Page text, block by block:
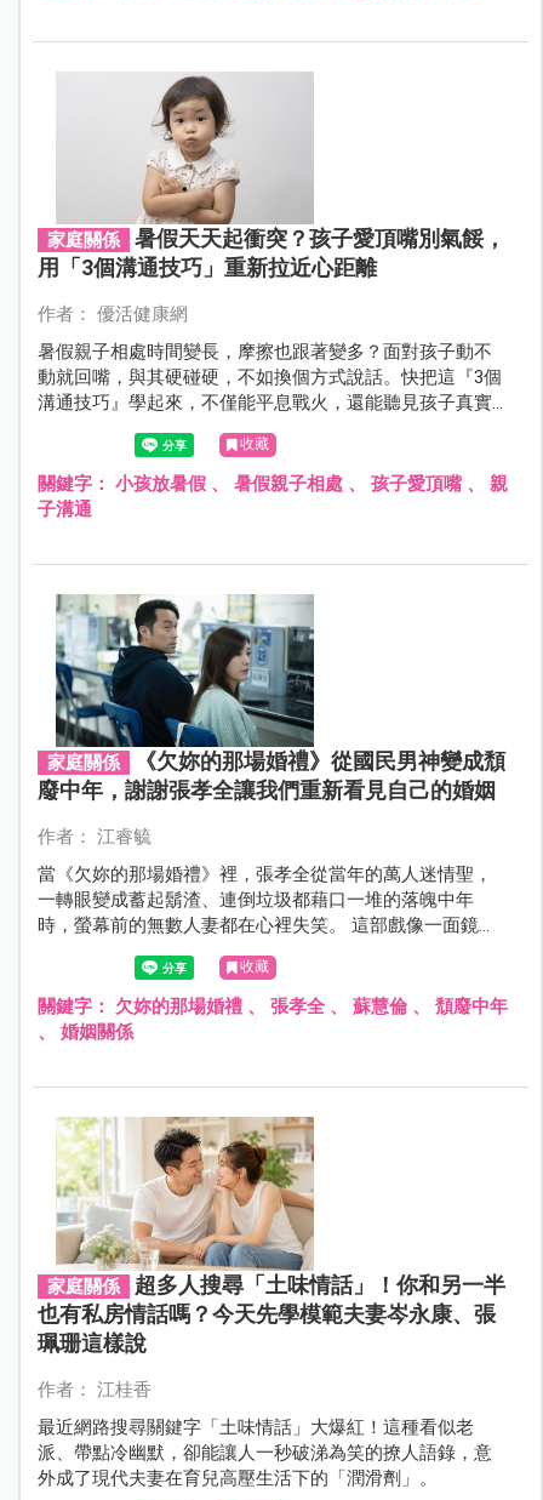
家庭關係
暑假天天起衝突？孩子愛頂嘴別氣餒，
用「3個溝通技巧」重新拉近心距離
作者： 優活健康網
暑假親子相處時間變長，摩擦也跟著變多？面對孩子動不
動就回嘴，與其硬碰硬，不如換個方式說話。快把這『3個
溝通技巧』學起來，不僅能平息戰火，還能聽見孩子真實
心聲，讓親子關係更緊密！
收藏
關鍵字： 小孩放暑假、 暑假親子相處、 孩子愛頂嘴、 親
子溝通
家庭關係
《欠妳的那場婚禮》從國民男神變成頹
廢中年，謝謝張孝全讓我們重新看見自己的婚姻
作者： 江睿毓
當《欠妳的那場婚禮》裡，張孝全從當年的萬人迷情聖，
一轉眼變成蓄起鬍渣、連倒垃圾都藉口一堆的落魄中年
時，螢幕前的無數人妻都在心裡失笑。 這部戲像一面鏡
子，扒開了婚姻的濾鏡。謝謝張孝全，演活了那些藏在柴
米油鹽背後的疲憊與無奈，陪著我們在滿地雞毛的現實
裡，重新看見了婚姻的初心。
收藏
關鍵字： 欠妳的那場婚禮、 張孝全、 蘇慧倫、 頹廢中年
、 婚姻關係
家庭關係
超多人搜尋「土味情話」！你和另一半
也有私房情話嗎？今天先學模範夫妻岑永康、張
珮珊這樣說
作者： 江桂香
最近網路搜尋關鍵字「土味情話」大爆紅！這種看似老
派、帶點冷幽默，卻能讓人一秒破涕為笑的撩人語錄，意
外成了現代夫妻在育兒高壓生活下的「潤滑劑」。